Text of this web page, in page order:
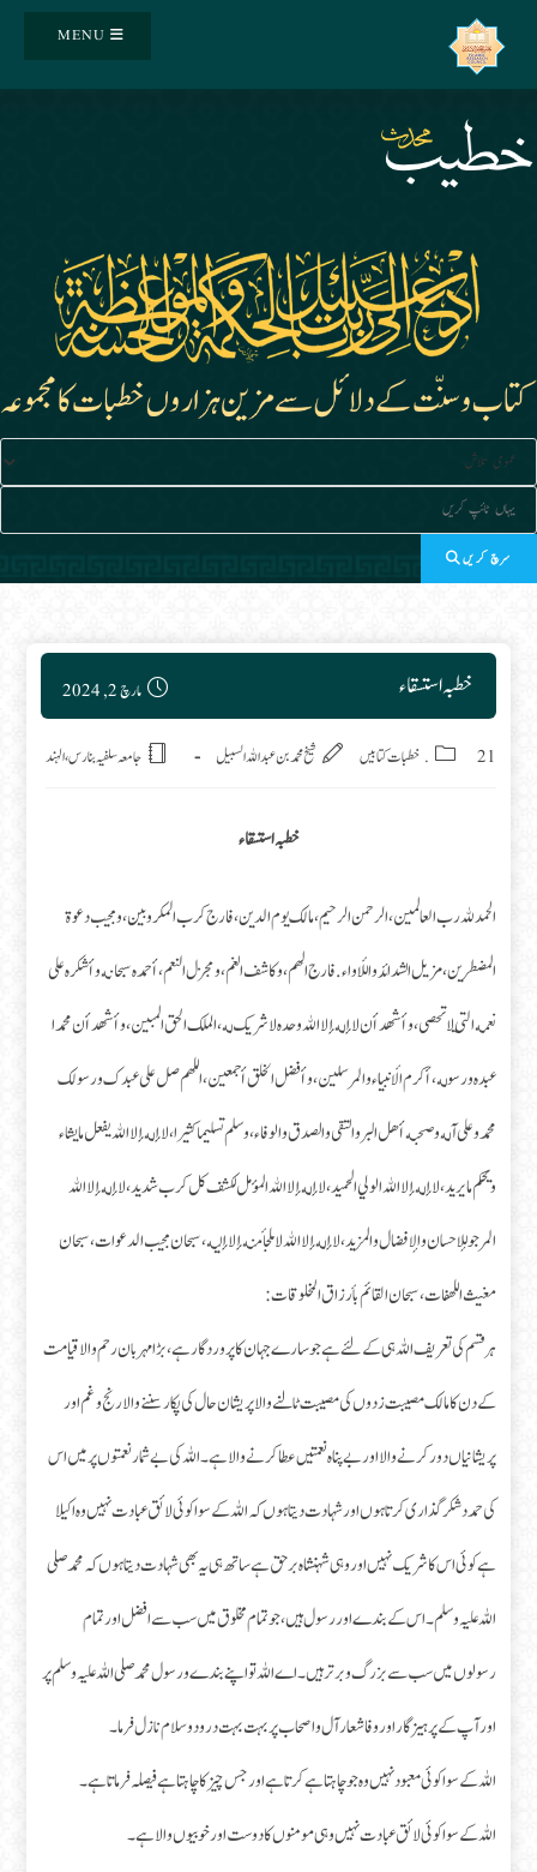
MENU
سرچ کریں
خطبہ استسقاء Post published:
مارچ 2, 2024
Post category:
21. خطبات کتابیں شیخ محمد بن عبداللہ السبیل جامعہ سلفیہ بنارس، الہند
خطبہ استسقاء
الحمد لله رب العالمين، الرحمن الرحيم، مالك يوم الدين، فارج كرب المكروبين، ومجيب دعوة
المضطرين، مزيل الشدائد واللأواء. فارج الهم، وكاشف الغم، ومجزل النعم، أحمده سبحانه وأشكره على
نعمه التي لا تحصى، وأشهد أن لا إله إلا الله وحده لا شريك له، الملك الحق المبين، وأشهد أن محمدا
عبده ورسوله، أكرم الأنبياء والمرسلين، وأفضل الخلق أجمعين، اللهم صل على عبدك ورسولك
محمد وعلى آله وصحبه أهل البر والتقى والصدق والوفاء، وسلم تسليما كثيرا، لا إله إلا الله يفعل ما يشاء
ويحكم ما يريد، لا إله إلا الله الولي الحميد، لا إله إلا الله المؤمل لكشف كل كرب شديد، لا إله إلا الله
المرجو للإحسان والإفضال والمزيد، لا إله إلا الله لا ملجأ منه إلا إليه، سبحان مجيب الدعوات، سبحان
مغيث اللهفات، سبحان القائم بأرزاق المخلوقات:
ہر قسم کی تعریف اللہ ہی کے لئے ہے جو سارے جہان کا پروردگار ہے، بڑا مہربان رحم والا قیامت
کے دن کا مالک مصیبت زدوں کی مصیبت ٹالنے والا پریشان حال کی پکار سننے والا رنج و غم اور
پریشانیاں دور کرنے والا اور بے پناہ نعمتیں عطا کرنے والا ہے۔ اللہ کی بے شمار نعمتوں پر میں اس
کی حمد دشکر گذاری کرتا ہوں اور شہادت دیتا ہوں کہ اللہ کے سوا کوئی لائق عبادت نہیں وہ اکیلا
ہے کوئی اس کا شریک نہیں اور وہی شہنشاہ بر حق ہے ساتھ ہی یہ بھی شہادت دیتا ہوں کہ محمد صلی
اللہ علیہ وسلم۔ اس کے بندے اور رسول ہیں، جو تمام مخلوق میں سب سے افضل اور تمام
رسولوں میں سب سے بزرگ و برتر ہیں۔ اے اللہ تو اپنے بندے و رسول محمد صلی اللہ علیہ وسلم پر
اور آپ کے پرہیزگار اور وفاشعار آل و اصحاب پر بہت بہت درود و سلام نازل فرما۔
اللہ کے سوا کوئی معبود نہیں وہ جو چاہتا ہے کرتا ہے اور جس چیز کا چاہتا ہے فیصلہ فرماتا ہے۔
اللہ کے سوا کوئی لائق عبادت نہیں وہی مومنوں کا دوست اور خوبیوں والا ہے۔